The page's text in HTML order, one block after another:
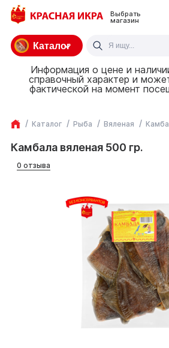
Выбрать
магазин
Каталог
Информация о цене и
справочный характер и
фактической на момент
Каталог Рыба Вяленая
Камбала вяленая 500 гр.
0 отзыва